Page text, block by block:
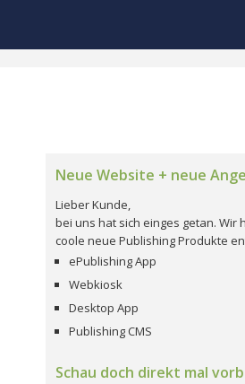
Neue Website + neue
Lieber Kunde,
bei uns hat sich einges getan.
coole neue Publishing Produkte
ePublishing App
Webkiosk
Desktop App
Publishing CMS
Schau doch direkt mal